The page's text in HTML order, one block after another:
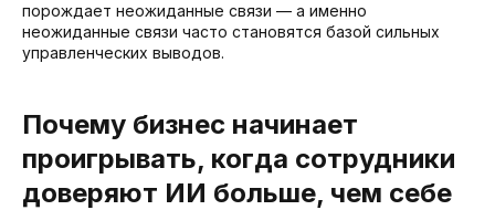
порождает неожиданные связи — а именно
неожиданные связи часто становятся базой сильных
управленческих выводов.
Почему бизнес начинает
проигрывать, когда сотрудники
доверяют ИИ больше, чем себе